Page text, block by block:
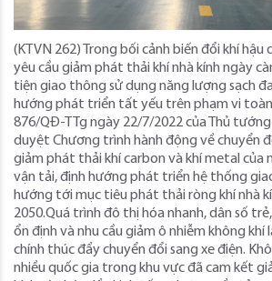
(KTVN 262) Trong bối cảnh biến đổi khí hậu
yêu cầu giảm phát thải khí nhà kính ngày
tiện giao thông sử dụng năng lượng sạch
hướng phát triển tất yếu trên phạm vi toàn
876/QĐ-TTg ngày 22/7/2022 của Thủ
duyệt Chương trình hành động về chuyển
giảm phát thải khí carbon và khí metal của
vận tải, định hướng phát triển hệ thống
hướng tới mục tiêu phát thải ròng khí nhà
2050.Quá trình đô thị hóa nhanh, dân số
ổn định và nhu cầu giảm ô nhiễm không khí
chính thúc đẩy chuyển đổi sang xe điện.
nhiều quốc gia trong khu vực đã cam kết